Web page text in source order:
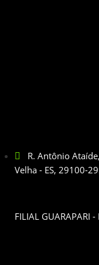
R. Antônio
Velha - ES, 29100-
FILIAL GUARAPARI -